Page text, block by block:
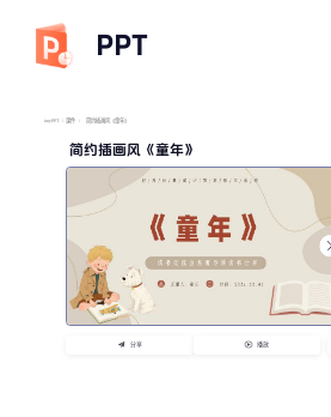
PPT
imyPPT / 课件 / 简约插画风《童年》
简约插画风《童年》
分享 播放